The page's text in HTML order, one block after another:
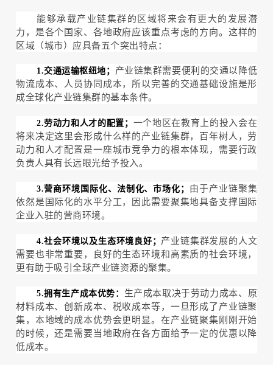
能够承载产业链集群的区域将来会有更大的发展潜
力，是各个国家、各地政府应该重点考虑的方向。这样的
区域（城市）应具备五个突出特点：
1.交通运输枢纽地； 产业链集群需要便利的交通以降低
物流成本、人员协同成本，所以完善的交通基础设施是形
成全球化产业链集群的基本条件。
2.劳动力和人才的配置； 一个地区在教育上的投入会在
将来决定这里会形成什么样的产业链集群，百年树人，劳
动力和人才配置是一座城市竞争力的根本体现，需要行政
负责人具有长远眼光给予投入。
3.营商环境国际化、法制化、市场化； 由于产业链聚集
依然是国际化的水平分工，因此需要聚集地具备支撑国际
企业入驻的营商环境。
4.社会环境以及生态环境良好； 产业链集群发展的人文
需要也非常重要，良好的生态环境和高素质的社会环境，
更有助于吸引全球产业链资源的聚集。
5.拥有生产成本优势： 生产成本取决于劳动力成本、原
材料成本、创新成本、税收成本等，一旦形成了产业链聚
集，本地域的成本优势会更明显。在产业链聚集刚刚开始
的时候，还是需要当地政府在各方面给予一定的优惠以降
低成本。